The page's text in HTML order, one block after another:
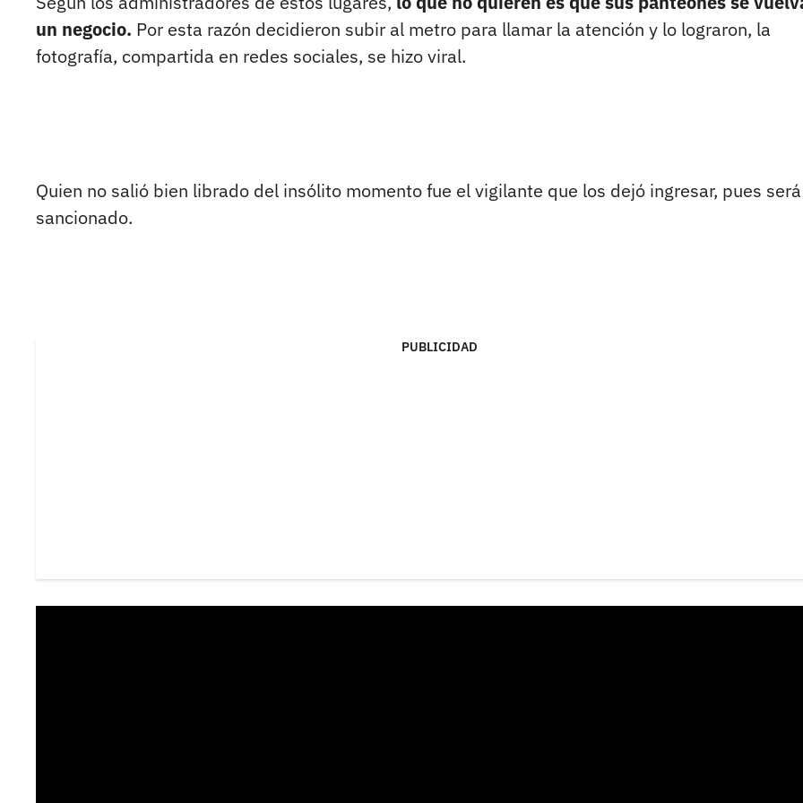
un negocio. Por esta razón decidieron subir al metro para llamar la atención y lo lograron, la
fotografía, compartida en redes sociales, se hizo viral.
Quien no salió bien librado del insólito momento fue el vigilante que los dejó ingresar, pues será
sancionado.
PUBLICIDAD